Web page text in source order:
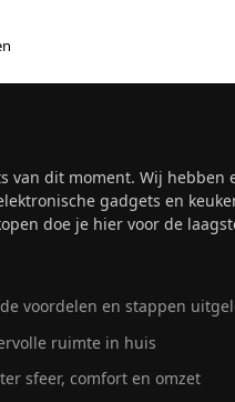
van dit moment. Wij hebben
gadgets en
doe je hier voor de
voordelen en stappen
ruimte in huis
sfeer, comfort en omzet